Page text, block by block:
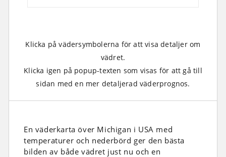
Klicka på vädersymbolerna för att visa detaljer om
vädret.
Klicka igen på popup-texten som visas för att gå till
sidan med en mer detaljerad väderprognos.
En väderkarta över Michigan i USA med
temperaturer och nederbörd ger den bästa
bilden av både vädret just nu och en